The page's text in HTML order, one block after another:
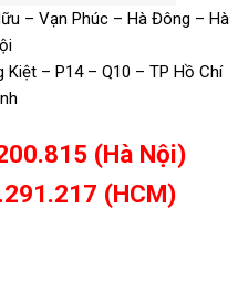
– Vạn Phúc – Hà Đông – Hà
Kiệt – P14 – Q10 – TP Hồ Chí
(Hà Nội)
(HCM)